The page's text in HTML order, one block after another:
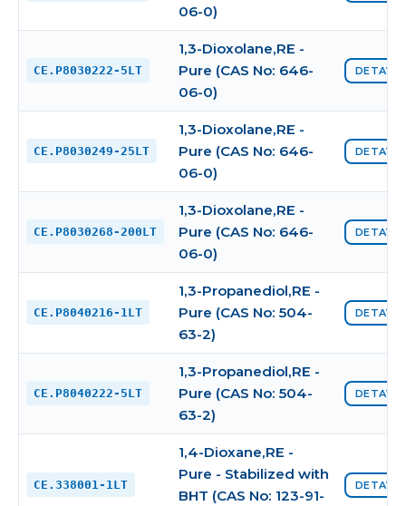
06-0)
CE.P8030222-5LT
1,3-Dioxolane,RE -
Pure (CAS No: 646-
06-0)
DETAYI
CE.P8030249-25LT
1,3-Dioxolane,RE -
Pure (CAS No: 646-
06-0)
DETAYI
CE.P8030268-200LT
1,3-Dioxolane,RE -
Pure (CAS No: 646-
06-0)
DETAYI
CE.P8040216-1LT
1,3-Propanediol,RE -
Pure (CAS No: 504-
63-2)
DETAYI
CE.P8040222-5LT
1,3-Propanediol,RE -
Pure (CAS No: 504-
63-2)
DETAYI
CE.338001-1LT
1,4-Dioxane,RE -
Pure - Stabilized with
BHT (CAS No: 123-91-
DETAYI